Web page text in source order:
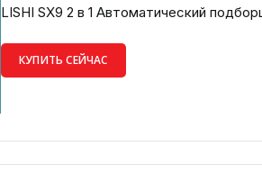
LISHI SX9 2 в 1 Автоматический
КУПИТЬ СЕЙЧАС